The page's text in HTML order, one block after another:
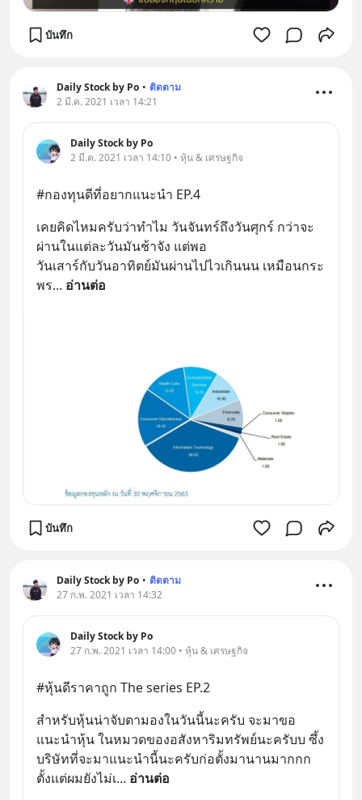
บันทึก
Daily Stock by Po • ติดตาม
2 มี.ค. 2021 เวลา 14:21
Daily Stock by Po
2 มี.ค. 2021 เวลา 14:10 • หุ้น & เศรษฐกิจ
#กองทุนดีที่อยากแนะนำ EP.4
เคยคิดไหมครับว่าทำไม วันจันทร์ถึงวันศุกร์ กว่าจะ
ผ่านในแต่ละวันมันช้าจัง แต่พอ
วันเสาร์กับวันอาทิตย์มันผ่านไปไวเกินนน เหมือนกระ
พร... อ่านต่อ
บันทึก
Daily Stock by Po • ติดตาม
27 ก.พ. 2021 เวลา 14:32
Daily Stock by Po
27 ก.พ. 2021 เวลา 14:00 • หุ้น & เศรษฐกิจ
#หุ้นดีราคาถูก The series EP.2
สำหรับหุ้นน่าจับตามองในวันนี้นะครับ จะมาขอ
แนะนำหุ้น ในหมวดของอสังหาริมทรัพย์นะครับบ ซึ้ง
บริษัทที่จะมาแนะนำนี้นะครับก่อตั้งมานานมากกก
ตั้งแต่ผมยังไม่เ... อ่านต่อ